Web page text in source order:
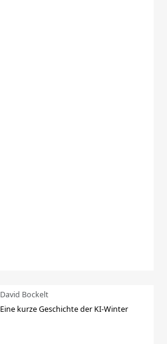
David Bockelt
Eine kurze Geschichte der KI-Winter